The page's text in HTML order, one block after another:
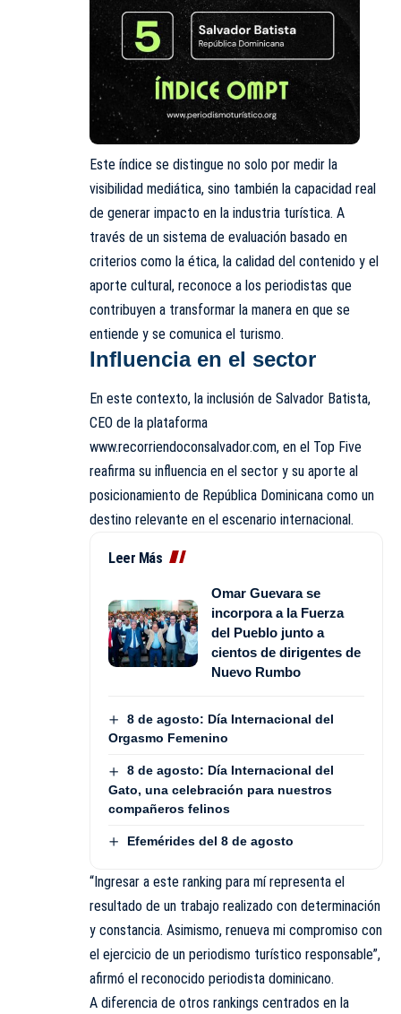
Este índice se distingue no solo por medir la
visibilidad mediática, sino también la capacidad real
de generar impacto en la industria turística. A
través de un sistema de evaluación basado en
criterios como la ética, la calidad del contenido y el
aporte cultural, reconoce a los periodistas que
contribuyen a transformar la manera en que se
entiende y se comunica el turismo.
Influencia en el sector
En este contexto, la inclusión de Salvador Batista,
CEO de la plataforma
www.recorriendoconsalvador.com, en el Top Five
reafirma su influencia en el sector y su aporte al
posicionamiento de República Dominicana como un
destino relevante en el escenario internacional.
Leer Más
Omar Guevara se
incorpora a la Fuerza
del Pueblo junto a
cientos de dirigentes de
Nuevo Rumbo
8 de agosto: Día Internacional del
Orgasmo Femenino
8 de agosto: Día Internacional del
Gato, una celebración para nuestros
compañeros felinos
Efemérides del 8 de agosto
“Ingresar a este ranking para mí representa el
resultado de un trabajo realizado con determinación
y constancia. Asimismo, renueva mi compromiso con
el ejercicio de un periodismo turístico responsable”,
afirmó el reconocido periodista dominicano.
A diferencia de otros rankings centrados en la